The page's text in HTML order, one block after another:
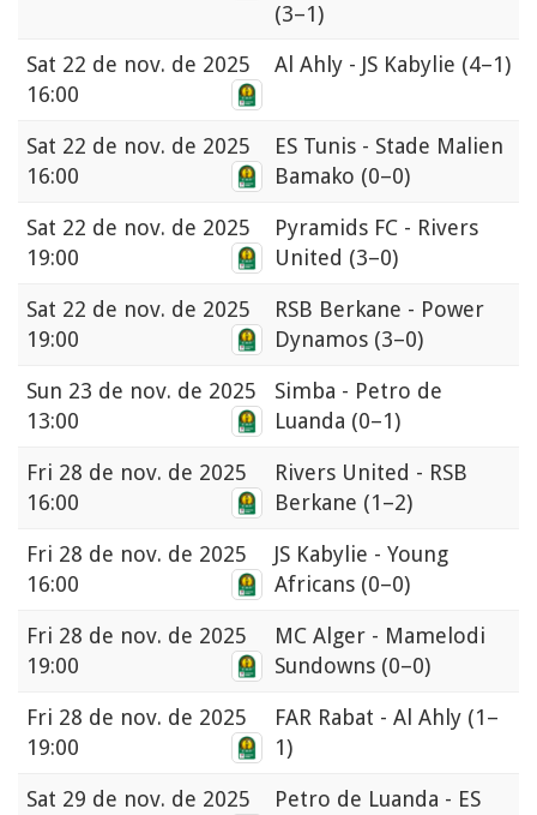
(3–1)
Sat 22 de nov. de 2025
16:00
Al Ahly - JS Kabylie (4–1)
Sat 22 de nov. de 2025
16:00
ES Tunis - Stade Malien
Bamako (0–0)
Sat 22 de nov. de 2025
19:00
Pyramids FC - Rivers
United (3–0)
Sat 22 de nov. de 2025
19:00
RSB Berkane - Power
Dynamos (3–0)
Sun 23 de nov. de 2025
13:00
Simba - Petro de
Luanda (0–1)
Fri 28 de nov. de 2025
16:00
Rivers United - RSB
Berkane (1–2)
Fri 28 de nov. de 2025
16:00
JS Kabylie - Young
Africans (0–0)
Fri 28 de nov. de 2025
19:00
MC Alger - Mamelodi
Sundowns (0–0)
Fri 28 de nov. de 2025
19:00
FAR Rabat - Al Ahly (1–
1)
Sat 29 de nov. de 2025
Petro de Luanda - ES